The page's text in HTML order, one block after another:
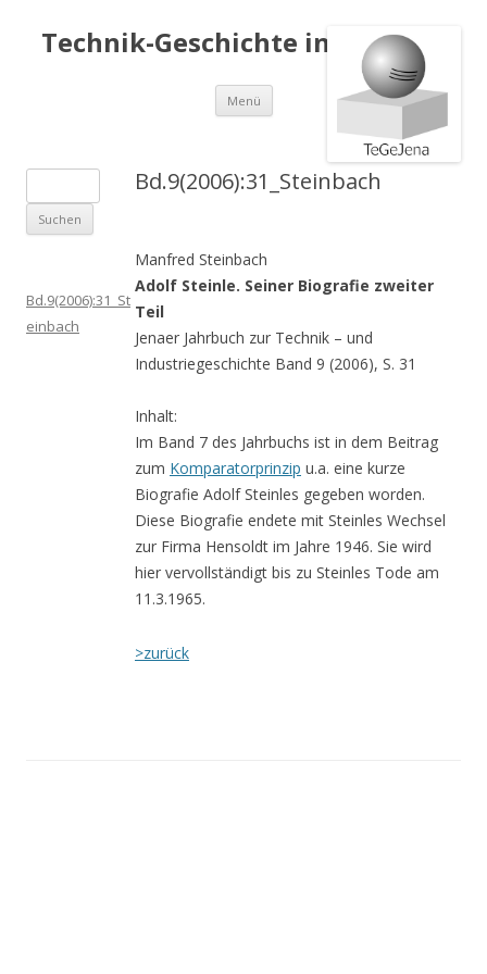
Technik-Geschichte in Jena e.V.
Menü Springe
Inhalt
Bd.9(2006):31_Steinbach
Manfred Steinbach
Adolf Steinle. Seiner Biografie zweiter
Teil
Jenaer Jahrbuch zur Technik – und
Industriegeschichte Band 9 (2006), S. 31
Inhalt:
Im Band 7 des Jahrbuchs ist in dem Beitrag
zum Komparatorprinzip u.a. eine kurze
Biografie Adolf Steinles gegeben worden.
Diese Biografie endete mit Steinles Wechsel
zur Firma Hensoldt im Jahre 1946. Sie wird
hier vervollständigt bis zu Steinles Tode am
11.3.1965.
>zurück
u
c
n
a
Bd.9(2006):31_St
einbach